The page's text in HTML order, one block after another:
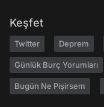
Keşfet
Twitter Deprem
Günlük Burç Yorumları
Bugün Ne Pişirsem